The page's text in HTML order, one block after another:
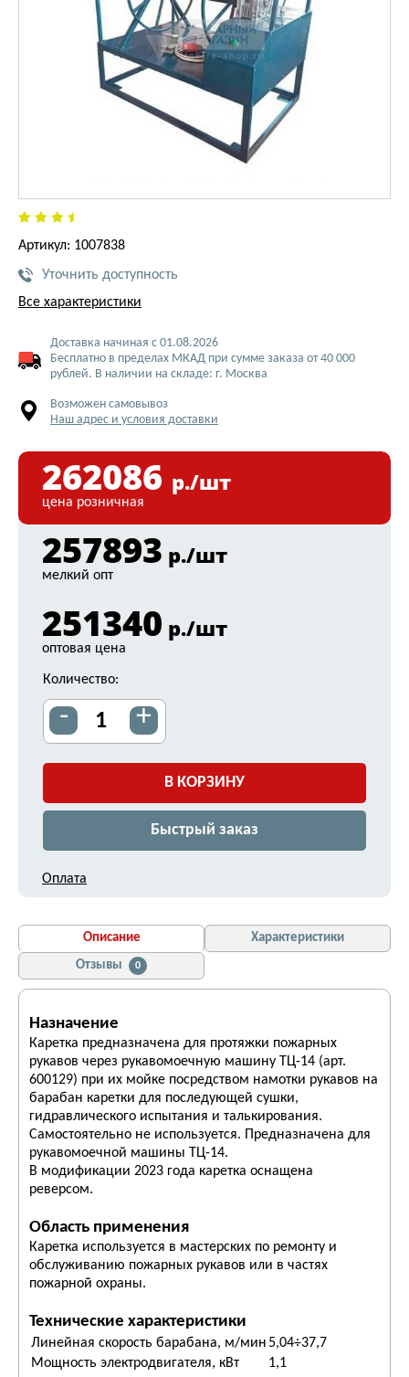
Артикул: 1007838
Уточнить доступность
Все характеристики
Доставка начиная с 01.08.2026
Бесплатно в пределах МКАД при сумме заказа от 40 000
рублей. В наличии на складе: г. Москва
Возможен самовывоз
Наш адрес и условия доставки
262086 р./шт
цена розничная
257893 р./шт
мелкий опт
251340 р./шт
оптовая цена
Количество:
- +
В КОРЗИНУ
Быстрый заказ
Оплата
Описание
Характеристики
Отзывы
0
Назначение
Каретка предназначена для протяжки пожарных
рукавов через рукавомоечную машину ТЦ-14 (арт.
600129) при их мойке посредством намотки рукавов на
барабан каретки для последующей сушки,
гидравлического испытания и талькирования.
Самостоятельно не используется. Предназначена для
рукавомоечной машины ТЦ-14.
В модификации 2023 года каретка оснащена
реверсом.
Область применения
Каретка используется в мастерских по ремонту и
обслуживанию пожарных рукавов или в частях
пожарной охраны.
Технические характеристики
Линейная скорость барабана, м/мин 5,04÷37,7
Мощность электродвигателя, кВт
1,1